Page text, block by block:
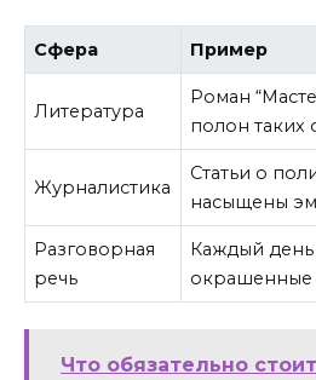
Сфера Пример
Литература
Роман
полон таких
Журналистика
Статьи о
насыщены
Разговорная
речь
Каждый
окрашенные
Что обязательно